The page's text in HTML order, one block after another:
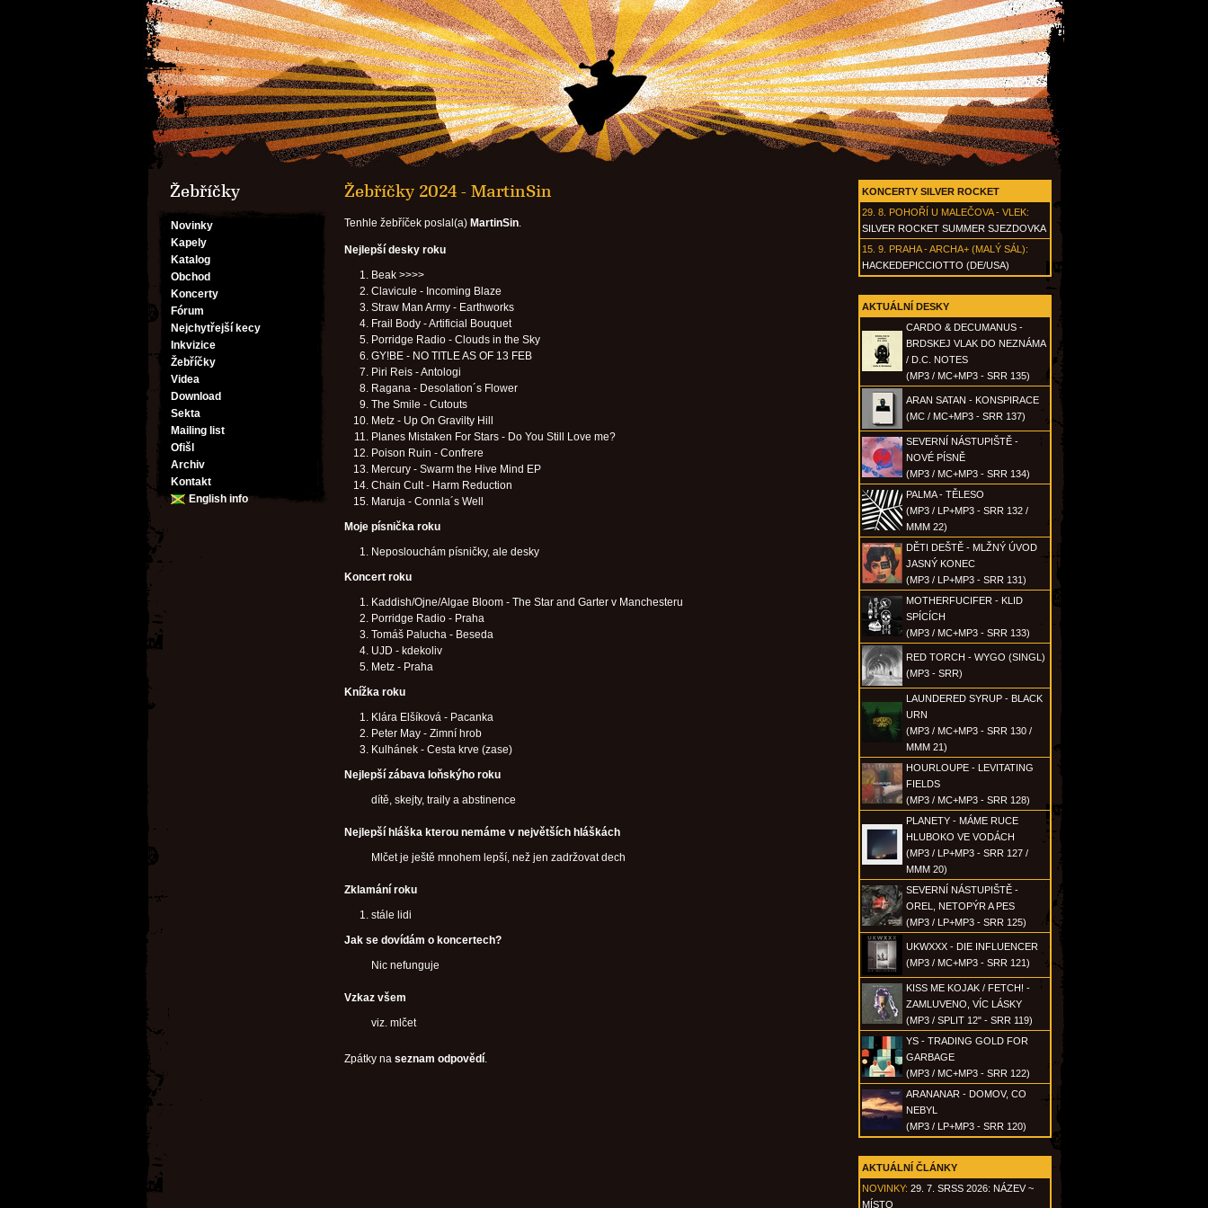
Žebříčky
Novinky
Kapely
Katalog
Obchod
Koncerty
Fórum
Nejchytřejší kecy
Inkvizice
Žebříčky
Videa
Download
Sekta
Mailing list
Ofišl
Archiv
Kontakt
English info
KONCERTY SILVER ROCKET
29. 8. POHOŘÍ U MALEČOVA - VLEK:
SILVER ROCKET SUMMER SJEZDOVKA
15. 9. PRAHA - ARCHA+ (MALÝ SÁL):
HACKEDEPICCIOTTO (DE/USA)
AKTUÁLNÍ DESKY
CARDO & DECUMANUS -
BRDSKEJ VLAK DO NEZNÁMA
/ D.C. NOTES
(MP3 / MC+MP3 - SRR 135)
ARAN SATAN - KONSPIRACE
(MC / MC+MP3 - SRR 137)
SEVERNÍ NÁSTUPIŠTĚ -
NOVÉ PÍSNĚ
(MP3 / MC+MP3 - SRR 134)
PALMA - TĚLESO
(MP3 / LP+MP3 - SRR 132 /
MMM 22)
DĚTI DEŠTĚ - MLŽNÝ ÚVOD
JASNÝ KONEC
(MP3 / LP+MP3 - SRR 131)
MOTHERFUCIFER - KLID
SPÍCÍCH
(MP3 / MC+MP3 - SRR 133)
RED TORCH - WYGO (SINGL)
(MP3 - SRR)
LAUNDERED SYRUP - BLACK
URN
(MP3 / MC+MP3 - SRR 130 /
MMM 21)
HOURLOUPE - LEVITATING
FIELDS
(MP3 / MC+MP3 - SRR 128)
PLANETY - MÁME RUCE
HLUBOKO VE VODÁCH
(MP3 / LP+MP3 - SRR 127 /
MMM 20)
SEVERNÍ NÁSTUPIŠTĚ -
OREL, NETOPÝR A PES
(MP3 / LP+MP3 - SRR 125)
UKWXXX - DIE INFLUENCER
(MP3 / MC+MP3 - SRR 121)
KISS ME KOJAK / FETCH! -
ZAMLUVENO, VÍC LÁSKY
(MP3 / SPLIT 12" - SRR 119)
YS - TRADING GOLD FOR
GARBAGE
(MP3 / MC+MP3 - SRR 122)
ARANANAR - DOMOV, CO
NEBYL
(MP3 / LP+MP3 - SRR 120)
AKTUÁLNÍ ČLÁNKY
NOVINKY: 29. 7. SRSS 2026: NÁZEV ~
MÍSTO
Žebříčky 2024 - MartinSin
Tenhle žebříček poslal(a) MartinSin.
Nejlepší desky roku
Beak >>>>
Clavicule - Incoming Blaze
Straw Man Army - Earthworks
Frail Body - Artificial Bouquet
Porridge Radio - Clouds in the Sky
GY!BE - NO TITLE AS OF 13 FEB
Piri Reis - Antologi
Ragana - Desolation´s Flower
The Smile - Cutouts
Metz - Up On Gravilty Hill
Planes Mistaken For Stars - Do You Still Love me?
Poison Ruin - Confrere
Mercury - Swarm the Hive Mind EP
Chain Cult - Harm Reduction
Maruja - Connla´s Well
Moje písnička roku
Neposlouchám písničky, ale desky
Koncert roku
Kaddish/Ojne/Algae Bloom - The Star and Garter v Manchesteru
Porridge Radio - Praha
Tomáš Palucha - Beseda
UJD - kdekoliv
Metz - Praha
Knížka roku
Klára Elšíková - Pacanka
Peter May - Zimní hrob
Kulhánek - Cesta krve (zase)
Nejlepší zábava loňskýho roku
dítě, skejty, traily a abstinence
Nejlepší hláška kterou nemáme v největších hláškách
Mlčet je ještě mnohem lepší, než jen zadržovat dech
Zklamání roku
stále lidi
Jak se dovídám o koncertech?
Nic nefunguje
Vzkaz všem
viz. mlčet
Zpátky na seznam odpovědí.